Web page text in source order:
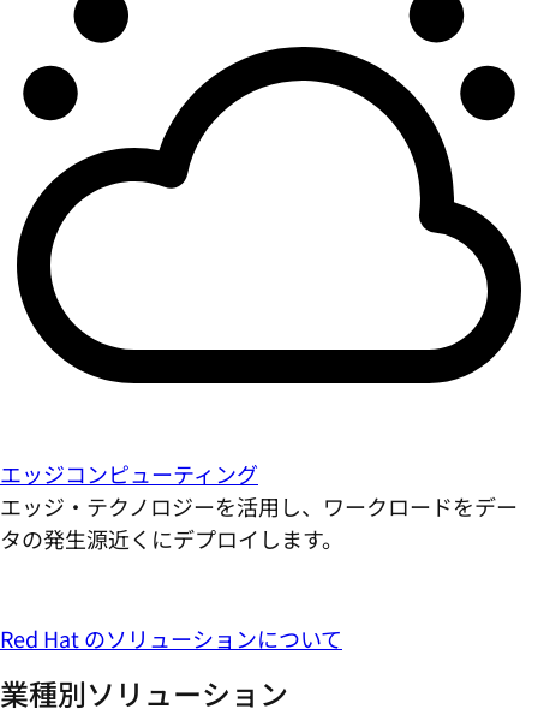
エッジコンピューティング
エッジ・テクノロジーを活用し、ワークロードをデー
タの発生源近くにデプロイします。
Red Hat のソリューションについて
業種別ソリューション